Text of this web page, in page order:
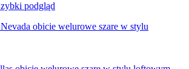
podgląd
obicie welurowe szare w stylu